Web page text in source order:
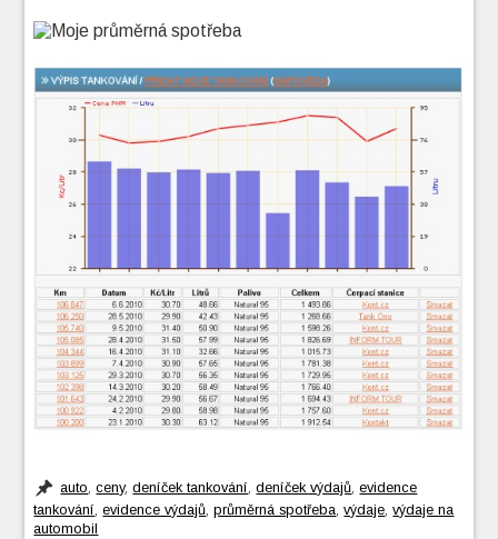
auto,ceny,deníček tankování,deníček výdajů,evidence
tankování,evidence výdajů,průměrná spotřeba,výdaje,výdaje na
automobil